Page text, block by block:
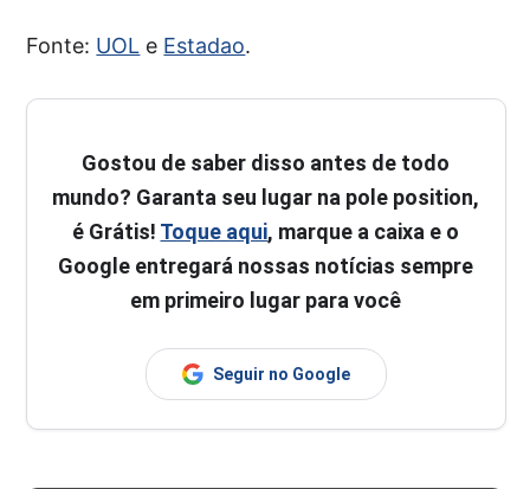
Fonte: UOL e Estadao.
Gostou de saber disso antes de todo
mundo? Garanta seu lugar na pole position,
é Grátis! Toque aqui, marque a caixa e o
Google entregará nossas notícias sempre
em primeiro lugar para você
Seguir no Google